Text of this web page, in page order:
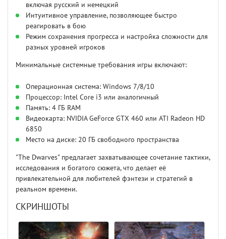
включая русский и немецкий
Интуитивное управление, позволяющее быстро
реагировать в бою
Режим сохранения прогресса и настройка сложности для
разных уровней игроков
Минимальные системные требования игры включают:
Операционная система: Windows 7/8/10
Процессор: Intel Core i3 или аналогичный
Память: 4 ГБ RAM
Видеокарта: NVIDIA GeForce GTX 460 или ATI Radeon HD
6850
Место на диске: 20 ГБ свободного пространства
"The Dwarves" предлагает захватывающее сочетание тактики,
исследования и богатого сюжета, что делает её
привлекательной для любителей фэнтези и стратегий в
реальном времени.
СКРИНШОТЫ